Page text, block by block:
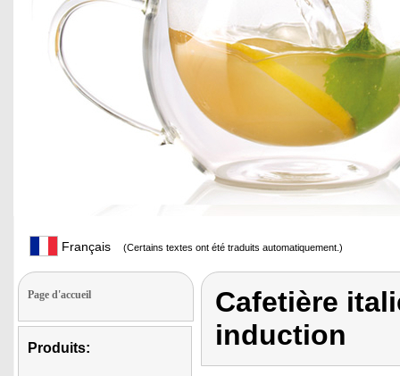
Français (Certains textes ont été traduits automatiquement.)
Page d'accueil
Produits:
Cafetière
induction